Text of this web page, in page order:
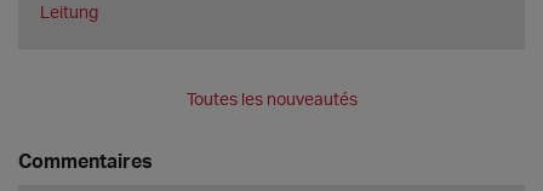
Leitung
Toutes les nouveautés
Commentaires